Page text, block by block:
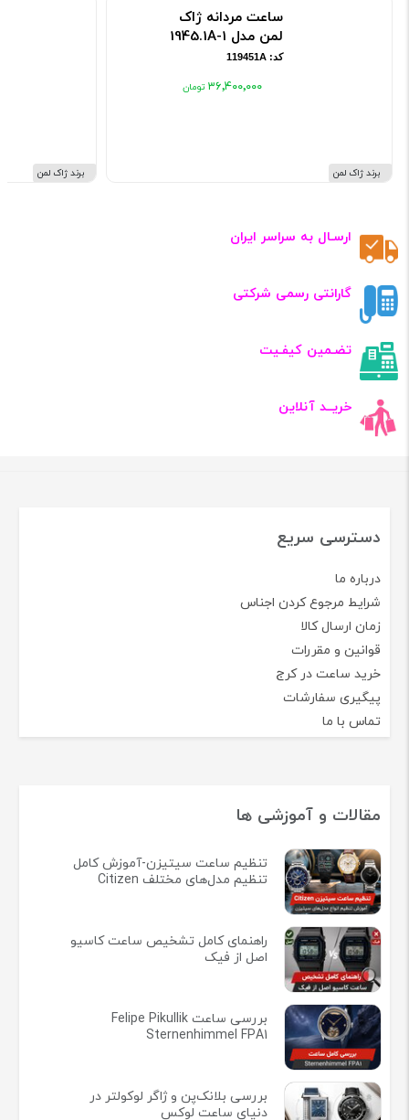
برند ژاک لمن
ساعت مردانه ژاک
لمن مدل 1-1945.1A
کد: 119451A
۳۶٬۴۰۰٬۰۰۰
برند ژاک لمن
ارسـال به سراسر ایران
گارانتی رسمی شرکتی
تضـمین کیفـیت
خریــد آنلاین
دسترسی سریع
درباره ما
شرایط مرجوع کردن اجناس
زمان ارسال کالا
قوانین و مقررات
خرید ساعت در کرج
پیگیری سفارشات
تماس با ما
مقالات و آموزشی ها
تنظیم ساعت سیتیزن-آموزش کامل
تنظیم مدل‌های مختلف Citizen
راهنمای کامل تشخیص ساعت کاسیو
اصل از فیک
بررسی ساعت Felipe Pikullik
Sternenhimmel FPA1
بررسی بلانک‌پن و ژاگر لوکولتر در
دنیای ساعت لوکس